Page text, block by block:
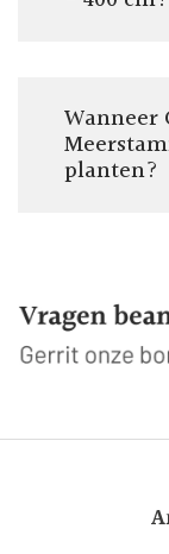
Wanneer
planten?